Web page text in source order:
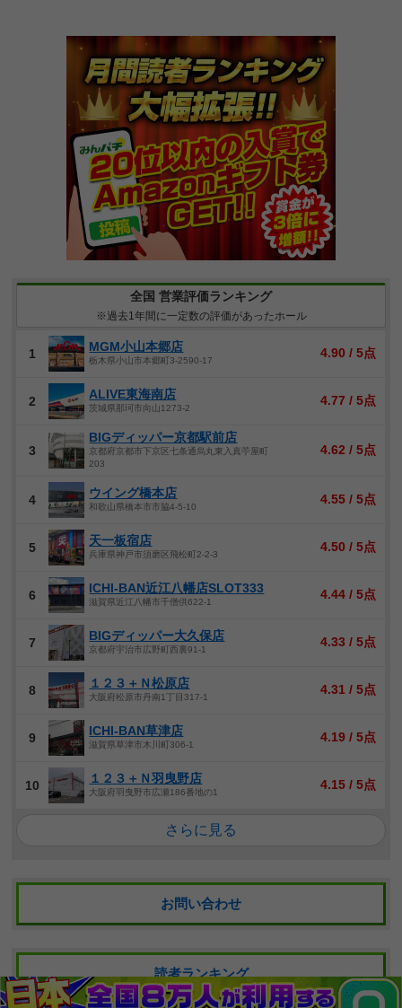
全国 営業評価ランキング
※過去1年間に一定数の評価があったホール
1 MGM小山本郷店
栃木県小山市本郷町3-2590-17
4.90 / 5点
2 ALIVE東海南店
茨城県那珂市向山1273-2
4.77 / 5点
3
BIGディッパー京都駅前店
京都府京都市下京区七条通烏丸東入真苧屋町
203
4.62 / 5点
4 ウイング橋本店
和歌山県橋本市市脇4-5-10
4.55 / 5点
5 天一板宿店
兵庫県神戸市須磨区飛松町2-2-3
4.50 / 5点
6 ICHI-BAN近江八幡店SLOT333
滋賀県近江八幡市千僧供622-1
4.44 / 5点
7 BIGディッパー大久保店
京都府宇治市広野町西裏91-1
4.33 / 5点
8 １２３＋Ｎ松原店
大阪府松原市丹南1丁目317-1
4.31 / 5点
9 ICHI-BAN草津店
滋賀県草津市木川町306-1
4.19 / 5点
10 １２３＋Ｎ羽曳野店
大阪府羽曳野市広瀬186番地の1
4.15 / 5点
さらに見る
お問い合わせ
読者ランキング